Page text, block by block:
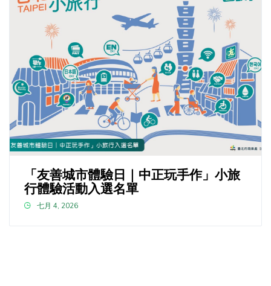
「友善城市體驗日｜中正玩手作」小旅
行體驗活動入選名單
七月 4, 2026